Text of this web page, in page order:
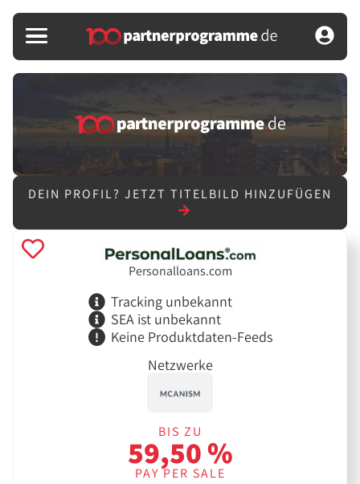
DEIN PROFIL? JETZT TITELBILD HINZUFÜGEN
Personalloans.com
Tracking unbekannt
SEA ist unbekannt
Keine Produktdaten-Feeds
Netzwerke
BIS ZU
59,50 %
PAY PER SALE